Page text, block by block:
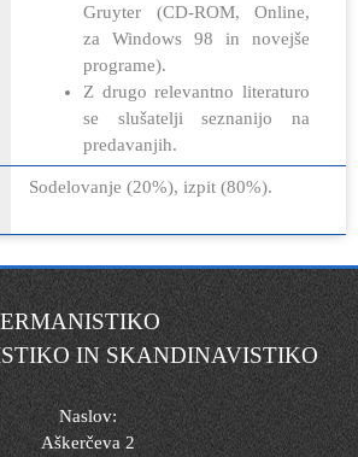
Gruyter (CD-ROM, Online,
za Windows 98 in novejše
programe).
Z drugo relevantno literaturo
se slušatelji seznanijo na
predavanjih.
Sodelovanje (20%), izpit (80%).
IN SKANDINAVISTIKO
Naslov:
Aškerčeva 2